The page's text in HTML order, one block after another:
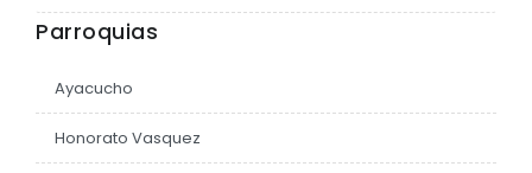
Parroquias
Ayacucho
Honorato Vasquez